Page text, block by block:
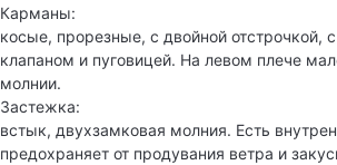
Карманы:
косые, прорезные, с двойной отстрочкой,
клапаном и пуговицей. На левом плече
молнии.
Застежка:
встык, двухзамковая молния. Есть
предохраняет от продувания ветра и